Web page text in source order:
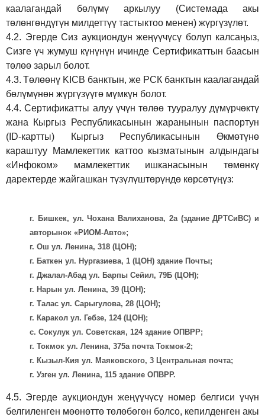
каалагандай бөлүмү аркылуу (Системада акы
төлөнгөндүгүн милдеттүү тастыктоо менен) жүргүзүлөт.
4.2. Эгерде Сиз аукциондун жеңүүчүсү болуп калсаңыз,
Сизге үч жумуш күнүнүн ичинде Сертификаттын баасын
төлөө зарыл болот.
4.3. Төлөөнү KICB банктын, же РСК банктын каалагандай
бөлүмүнөн жүргүзүүгө мүмкүн болот.
4.4.Сертификатты алуу үчүн төлөө тууралуу дүмүрчөктү
жана Кыргыз Республикасынын жаранынын паспортун
(ID-картты) Кыргыз Республикасынын Өкмөтүнө
караштуу Мамлекеттик каттоо кызматынын алдындагы
«Инфоком» мамлекеттик ишканасынын төмөнкү
даректерде жайгашкан түзүлүштөрүндө көрсөтүңүз:
г. Бишкек, ул. Чохана Валиханова, 2а (здание ДРТСиВС) и
авторынок «РИОМ-Авто»;
г. Ош ул. Ленина, 318 (ЦОН);
г. Баткен ул. Нургазиева, 1 (ЦОН) здание Почты;
г. Джалал-Абад ул. Барпы Сейил, 79Б (ЦОН);
г. Нарын ул. Ленина, 39 (ЦОН);
г. Талас ул. Сарыгулова, 28 (ЦОН);
г. Каракол ул. Гебзе, 124 (ЦОН);
с. Сокулук ул. Советская, 124 здание ОПВРР;
г. Токмок ул. Ленина, 375а почта Токмок-2;
г. Кызыл-Кия ул. Маяковского, 3 Центральная почта;
г. Узген ул. Ленина, 115 здание ОПВРР.
4.5. Эгерде аукциондун жеңүүчүсү номер белгиси үчүн
белгиленген мөөнөттө төлөбөгөн болсо, кепилденген акы